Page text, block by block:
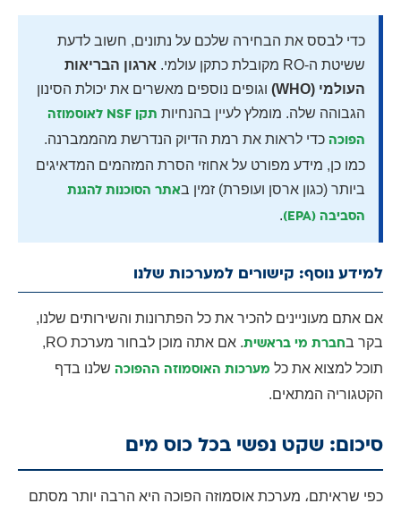
כדי לבסס את הבחירה שלכם על נתונים, חשוב לדעת
ששיטת ה-RO מקובלת כתקן עולמי.
ארגון הבריאות
העולמי (WHO)
וגופים נוספים מאשרים את יכולת הסינון
הגבוהה שלה. מומלץ לעיין בהנחיות
תקן NSF לאוסמוזה
הפוכה כדי לראות את רמת הדיוק הנדרשת מהממברנה.
כמו כן, מידע מפורט על אחוזי הסרת המזהמים המדאיגים
ביותר (כגון ארסן ועופרת) זמין באתר הסוכנות להגנת
הסביבה (EPA) .
למידע נוסף: קישורים למערכות שלנו
אם אתם מעוניינים להכיר את כל הפתרונות והשירותים שלנו,
בקר בחברת מי בראשית
. אם אתה מוכן לבחור מערכת RO,
תוכל למצוא את כל מערכות האוסמוזה ההפוכה שלנו בדף
הקטגוריה המתאים.
סיכום: שקט נפשי בכל כוס מים
כפי שראיתם، מערכת אוסמוזה הפוכה היא הרבה יותר מסתם